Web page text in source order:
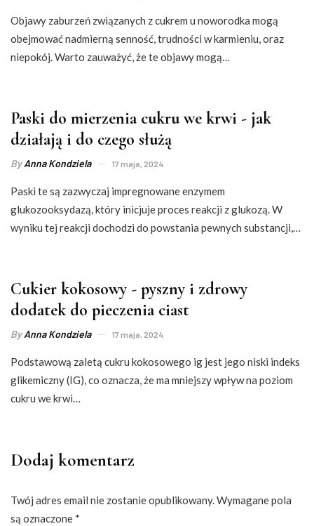
Objawy zaburzeń związanych z cukrem u noworodka mogą
obejmować nadmierną senność, trudności w karmieniu, oraz
niepokój. Warto zauważyć, że te objawy mogą…
Paski do mierzenia cukru we krwi - jak
działają i do czego służą
ByAnna Kondziela 17 maja, 2024
Paski te są zazwyczaj impregnowane enzymem
glukozooksydazą, który inicjuje proces reakcji z glukozą. W
wyniku tej reakcji dochodzi do powstania pewnych substancji,…
Cukier kokosowy - pyszny i zdrowy
dodatek do pieczenia ciast
ByAnna Kondziela 17 maja, 2024
Podstawową zaletą cukru kokosowego ig jest jego niski indeks
glikemiczny (IG), co oznacza, że ma mniejszy wpływ na poziom
cukru we krwi…
Dodaj komentarz
Twój adres email nie zostanie opublikowany.Wymagane pola
są oznaczone *